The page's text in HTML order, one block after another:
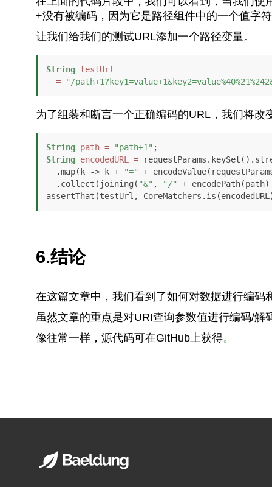
+没有被编码，因为它是路径组件中的一个值字
让我们给我们的测试URL添加一个路径变量。
String testUrl
=
"/
为了组装和断言一个正确编码的URL，我们将改
String path = "path+1"
String encodedURL =
  .map(k -> k +
"="
+
  .collect(joining(
"&" , "/" +
6.结论
在这篇文章中，我们看到了如何对数据进行编码
虽然文章的重点是对URI查询参数值进行编码/解
像往常一样，源代码可在GitHub上获得。